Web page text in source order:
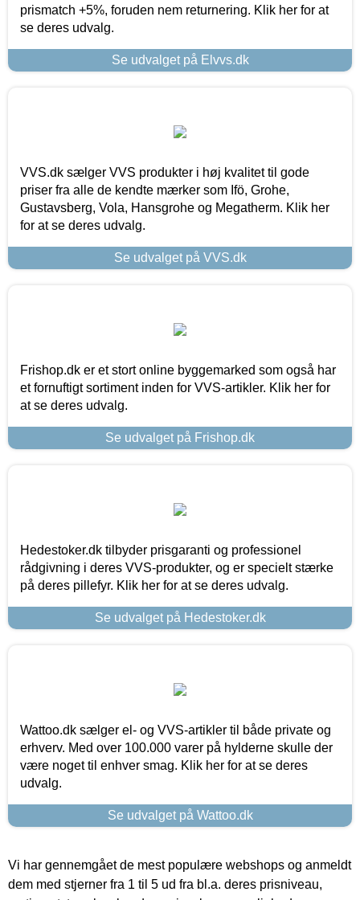
prismatch +5%, foruden nem returnering. Klik her for at
se deres udvalg.
Se udvalget på Elvvs.dk
VVS.dk sælger VVS produkter i høj kvalitet til gode
priser fra alle de kendte mærker som Ifö, Grohe,
Gustavsberg, Vola, Hansgrohe og Megatherm. Klik her
for at se deres udvalg.
Se udvalget på VVS.dk
Frishop.dk er et stort online byggemarked som også har
et fornuftigt sortiment inden for VVS-artikler. Klik her for
at se deres udvalg.
Se udvalget på Frishop.dk
Hedestoker.dk tilbyder prisgaranti og professionel
rådgivning i deres VVS-produkter, og er specielt stærke
på deres pillefyr. Klik her for at se deres udvalg.
Se udvalget på Hedestoker.dk
Wattoo.dk sælger el- og VVS-artikler til både private og
erhverv. Med over 100.000 varer på hylderne skulle der
være noget til enhver smag. Klik her for at se deres
udvalg.
Se udvalget på Wattoo.dk
Vi har gennemgået de mest populære webshops og anmeldt
dem med stjerner fra 1 til 5 ud fra bl.a. deres prisniveau,